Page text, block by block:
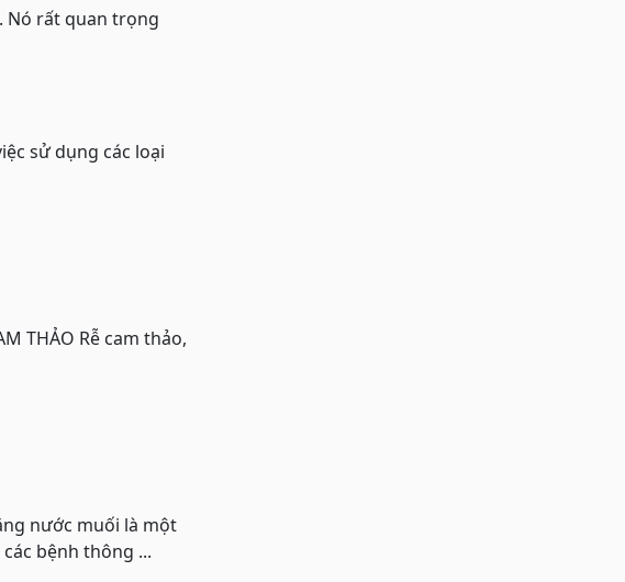
Nó rất quan trọng
sử dụng các loại
THẢO Rễ cam thảo,
nước muối là một
bệnh thông ...